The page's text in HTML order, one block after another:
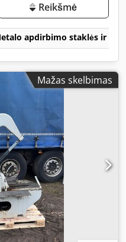
Reikšmė
apdirbimo staklės ir
Mažas skelbimas